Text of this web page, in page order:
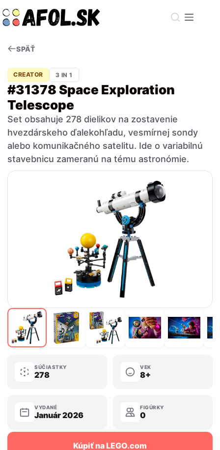
to
content
SPÄŤ
CREATOR 3 IN 1
#31378 Space Exploration
Telescope
Set obsahuje 278 dielikov na zostavenie
hvezdárskeho ďalekohľadu, vesmírnej sondy
alebo komunikačného satelitu. Ide o variabilnú
stavebnicu zameranú na tému astronómie.
SÚČIASTKY
278
VEK
8+
VYDANÉ
Január 2026
FIGÚRKY
0
Kúpiť na LEGO.com